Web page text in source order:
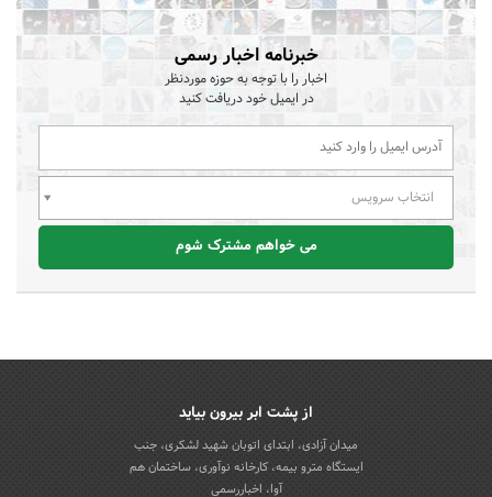
خبرنامه اخبار رسمی
اخبار را با توجه به حوزه موردنظر
در ایمیل خود دریافت کنید
انتخاب سرویس
می خواهم مشترک شوم
از پشت ابر بیرون بیاید
میدان آزادی، ابتدای اتوبان شهید لشکری، جنب
ایستگاه مترو بیمه، کارخانه نوآوری، ساختمان هم
آوا، اخباررسمی